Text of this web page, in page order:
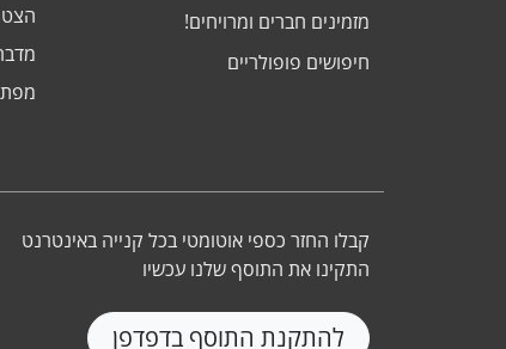
מזמינים חברים ומרויחים!
חיפושים פופולריים
קבלו החזר כספי אוטומטי בכל קנייה באינטרנט
התקינו את התוסף שלנו עכשיו
להתקנת התוסף בדפדפן